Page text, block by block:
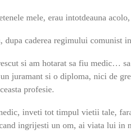
mele, erau intotdeauna
dupa caderea regimului comunist
si am hotarat sa fiu medic…
un juramant si o diploma, nici de
profesie.
inveti tot timpul vietii tale,
ingrijesti un om, ai viata lui in